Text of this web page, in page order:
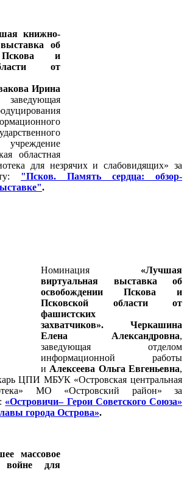
книжно-
об
Пскова и
от
Ирина
областная
для незрячих и слабовидящих» за
"Псков. Память сердца: обзор-
.
Номинация «Лучшая
виртуальная выставка об
освобождении Пскова и
Псковской области от
фашистских
захватчиков». Черкашина
Елена Александровна,
заведующая отделом
информационной работы
и Алексеева Ольга Евгеньевна,
ЦПИ МБУК «Островская центральная
МО «Островский район» за
«Островичи– Герои Советского Союза»
города Острова».
массовое
войне для